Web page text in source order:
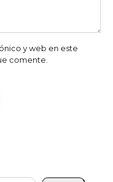
y web en este
comente.